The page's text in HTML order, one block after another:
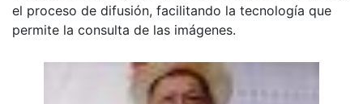
el proceso de difusión, facilitando la tecnología que
permite la consulta de las imágenes.